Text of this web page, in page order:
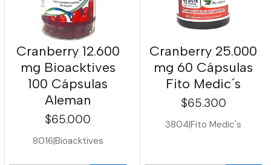
Cranberry 12.600
mg Bioacktives
100 Cápsulas
Aleman
$65.000
8016|Bioacktives
Cranberry 25.000
mg 60 Cápsulas
Fito Medic´s
$65.300
3804|Fito Medic's